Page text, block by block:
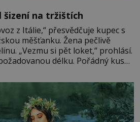
šizení na tržištích
z Itálie,“ přesvědčuje kupec s
měšťanku. Žena pečlivě
„Vezmu si pět loket,“ prohlásí.
délku. Pořádný kus
na sukni,“ zhodnotí švadlena
„Ošidili vás, podívejte.“